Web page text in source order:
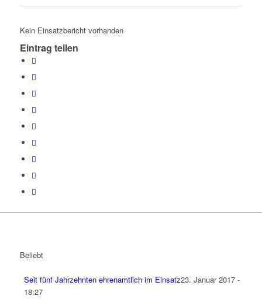
Kein Einsatzbericht vorhanden
Eintrag teilen
Beliebt
Seit fünf Jahrzehnten ehrenamtlich im Einsatz23. Januar 2017 -
18:27